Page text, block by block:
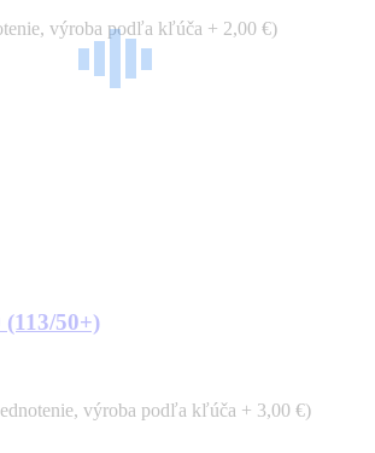
výroba podľa kľúča + 2,00 €)
50+)
výroba podľa kľúča + 3,00 €)